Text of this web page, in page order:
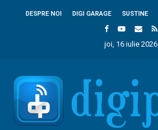
DESPRE NOI DIGI GARAGE SUSTINE
joi, 16 iulie 2026